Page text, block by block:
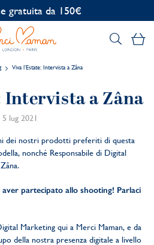
gratuita da 150€
Il
Viva l’Estate: Intervista a Zâna
Intervista a Zâna
5 lug 2021
dei nostri prodotti preferiti di questa
nonché Responsabile di Digital
partecipato allo shooting! Parlaci
Marketing qui a Merci Maman, e da
della nostra presenza digitale a livello